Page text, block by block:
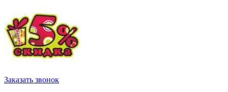
Заказать звонок